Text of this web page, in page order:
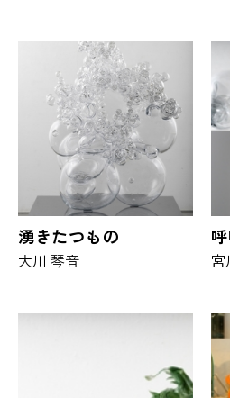
湧きたつもの
大川 琴音 宮